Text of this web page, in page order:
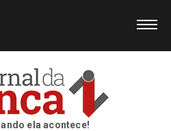
ela acontece!